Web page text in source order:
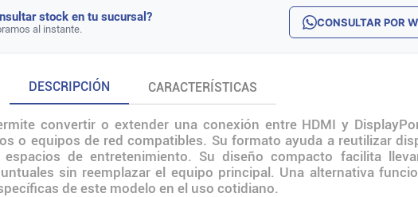
stock en tu sucursal?
al instante. CONSULTAR POR
DESCRIPCIÓN CARACTERÍSTICAS
convertir o extender una conexión entre HDMI y
o equipos de red compatibles. Su formato ayuda a reutilizar
de entretenimiento. Su diseño compacto facilita
sin reemplazar el equipo principal. Una alternativa
de este modelo en el uso cotidiano.